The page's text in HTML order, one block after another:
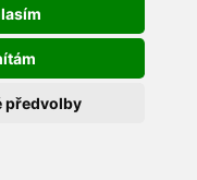
předvolby
One